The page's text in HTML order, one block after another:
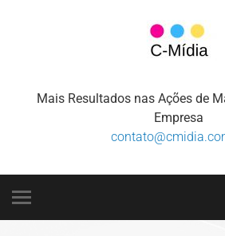
Mais Resultados nas Ações de
Empresa